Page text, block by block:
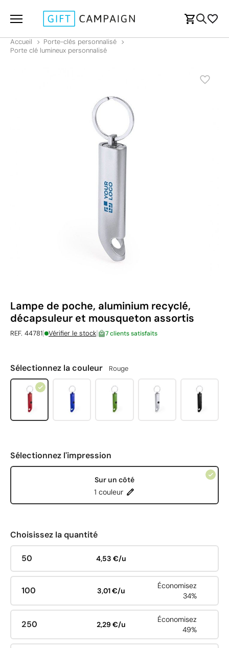
Accueil
Porte-clés personnalisé
Porte clé lumineux personnalisé
Lampe de poche, aluminium recyclé,
décapsuleur et mousqueton assortis
REF. 44781| Vérifier le stock| 7 clients satisfaits
Sélectionnez la couleur Rouge
Sélectionnez l'impression
Sur un côté
1 couleur
Choisissez la quantité
50 4,53 €/u
100 3,01 €/u
Économisez
34%
250 2,29 €/u
Économisez
49%